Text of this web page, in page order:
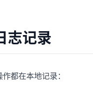
志记录
都在本地记录：